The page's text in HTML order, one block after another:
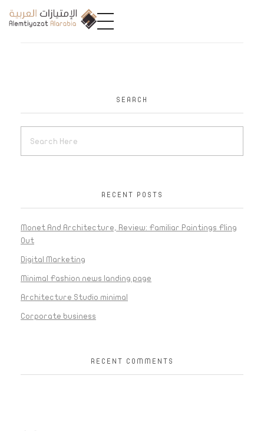
SEARCH
RECENT POSTS
Monet And Architecture, Review: Familiar Paintings Fling
Out
Digital Marketing
Minimal Fashion news landing page
Architecture Studio minimal
Corporate business
RECENT COMMENTS